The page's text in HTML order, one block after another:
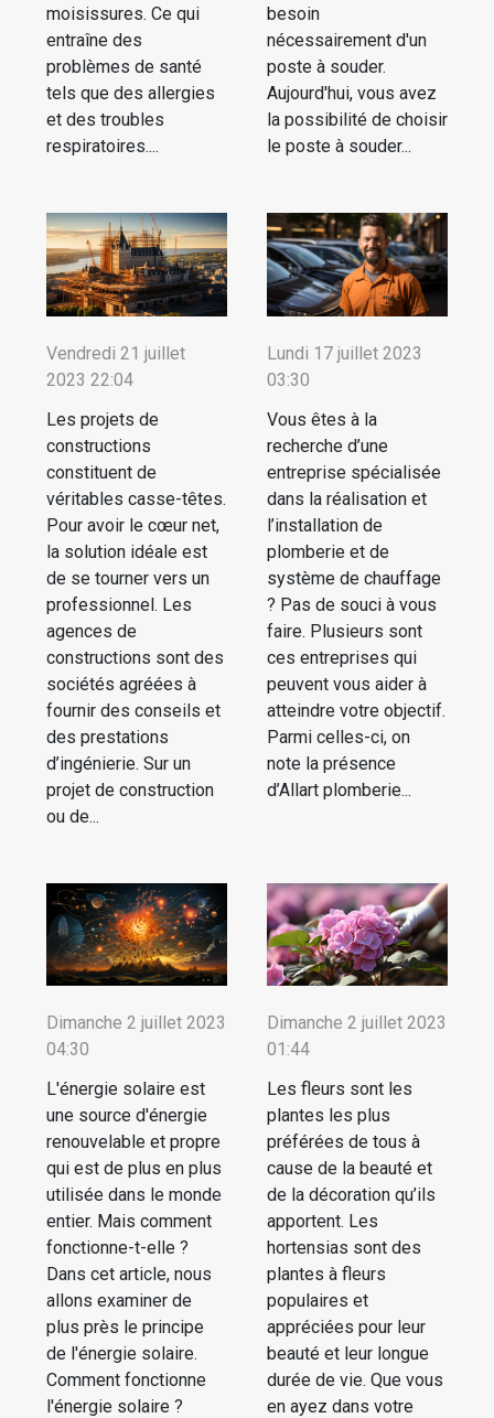
moisissures. Ce qui
entraîne des
problèmes de santé
tels que des allergies
et des troubles
respiratoires....
besoin
nécessairement d'un
poste à souder.
Aujourd'hui, vous avez
la possibilité de choisir
le poste à souder...
Vendredi 21 juillet
2023 22:04
Les projets de
constructions
constituent de
véritables casse-têtes.
Pour avoir le cœur net,
la solution idéale est
de se tourner vers un
professionnel. Les
agences de
constructions sont des
sociétés agréées à
fournir des conseils et
des prestations
d’ingénierie. Sur un
projet de construction
ou de...
Lundi 17 juillet 2023
03:30
Vous êtes à la
recherche d’une
entreprise spécialisée
dans la réalisation et
l’installation de
plomberie et de
système de chauffage
? Pas de souci à vous
faire. Plusieurs sont
ces entreprises qui
peuvent vous aider à
atteindre votre objectif.
Parmi celles-ci, on
note la présence
d’Allart plomberie...
Dimanche 2 juillet 2023
04:30
L'énergie solaire est
une source d'énergie
renouvelable et propre
qui est de plus en plus
utilisée dans le monde
entier. Mais comment
fonctionne-t-elle ?
Dans cet article, nous
allons examiner de
plus près le principe
de l'énergie solaire.
Comment fonctionne
l'énergie solaire ?
Dimanche 2 juillet 2023
01:44
Les fleurs sont les
plantes les plus
préférées de tous à
cause de la beauté et
de la décoration qu’ils
apportent. Les
hortensias sont des
plantes à fleurs
populaires et
appréciées pour leur
beauté et leur longue
durée de vie. Que vous
en ayez dans votre